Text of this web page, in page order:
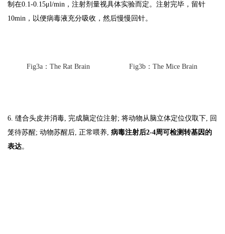
制在0.1-0.15μl/min，注射剂量视具体实验而定。注射完毕，留针
10min，以便病毒液充分吸收，然后慢慢回针。
Fig3a：The Rat Brain Fig3b：The Mice Brain
6. 缝合头皮并消毒, 完成脑定位注射; 将动物从脑立体定位仪取下, 回
笼待苏醒; 动物苏醒后, 正常喂养, 病毒注射后2-4周可检测转基因的
表达。